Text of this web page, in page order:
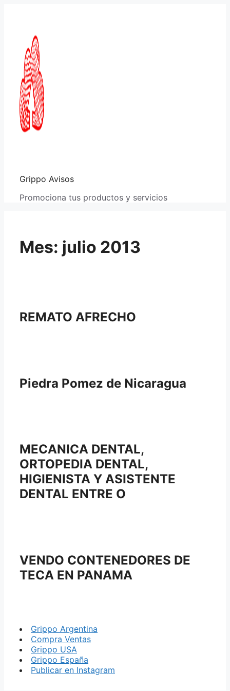
Grippo Avisos
Promociona tus productos y servicios
Mes: julio 2013
REMATO AFRECHO
Piedra Pomez de Nicaragua
MECANICA DENTAL,
ORTOPEDIA DENTAL,
HIGIENISTA Y ASISTENTE
DENTAL ENTRE O
VENDO CONTENEDORES DE
TECA EN PANAMA
Grippo Argentina
Compra Ventas
Grippo USA
Grippo España
Publicar en Instagram